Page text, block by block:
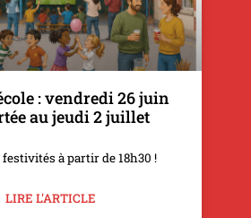
: vendredi 26 juin
au jeudi 2 juillet
festivités à partir de 18h30 !
LIRE L'ARTICLE